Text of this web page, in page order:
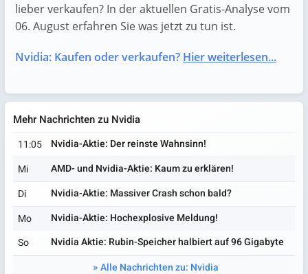
lieber verkaufen? In der aktuellen Gratis-Analyse vom
06. August erfahren Sie was jetzt zu tun ist.
Nvidia: Kaufen oder verkaufen? Hier weiterlesen...
Mehr Nachrichten zu Nvidia
11:05
Nvidia-Aktie: Der reinste Wahnsinn!
Mi
AMD- und Nvidia-Aktie: Kaum zu erklären!
Di
Nvidia-Aktie: Massiver Crash schon bald?
Mo
Nvidia-Aktie: Hochexplosive Meldung!
So
Nvidia Aktie: Rubin-Speicher halbiert auf 96 Gigabyte
Alle Nachrichten zu: Nvidia